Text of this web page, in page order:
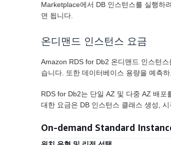
Marketplace에서 DB 인스턴스를 실행하
면 됩니다.
온디맨드 인스턴스 요금
Amazon RDS for Db2 온디맨드 인스턴
습니다. 또한 데이터베이스 용량을 예측
RDS for Db2는 단일 AZ 및 다중 AZ 배포
대한 요금은 DB 인스턴스 클래스 생성,